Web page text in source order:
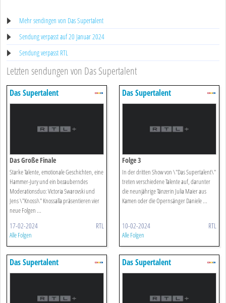
Mehr sendingen von Das Supertalent
Sendung verpasst auf 20 Januar 2024
Sendung verpasst RTL
Letzten sendungen von Das Supertalent
Das Supertalent
Das Große Finale
Starke Talente, emotionale Geschichten, eine
Hammer-Jury und ein bezauberndes
Moderationsduo: Victoria Swarovski und
Jens \"Knossi\" Knossalla präsentieren vier
neue Folgen ...
17-02-2024 RTL
Alle Folgen
Das Supertalent
Folge 3
In der dritten Show von \"Das Supertalent\"
treten verschiedene Talente auf, darunter
die neunjährige Tänzerin Julia Maier aus
Kamen oder die Opernsänger Daniele ...
10-02-2024 RTL
Alle Folgen
Das Supertalent Das Supertalent